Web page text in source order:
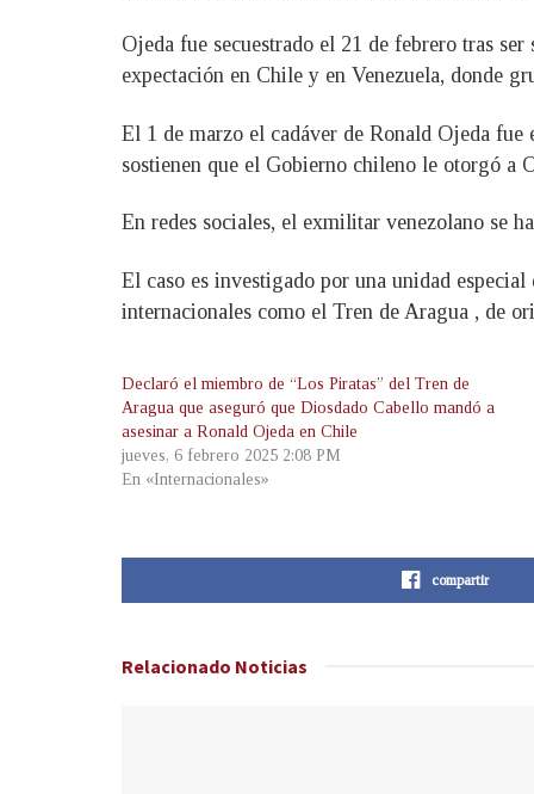
Ojeda fue secuestrado el 21 de febrero tras
expectación en Chile y en Venezuela, donde
El 1 de marzo el cadáver de Ronald Ojeda fue
sostienen que el Gobierno chileno le otorgó a
En redes sociales, el exmilitar venezolano se
El caso es investigado por una unidad
internacionales como el Tren de Aragua , de
Declaró el miembro de “Los Piratas” del Tren de
Aragua que aseguró que Diosdado Cabello mandó a
asesinar a Ronald Ojeda en Chile
jueves, 6 febrero 2025 2:08 PM
En «Internacionales»
compartir
Relacionado Noticias